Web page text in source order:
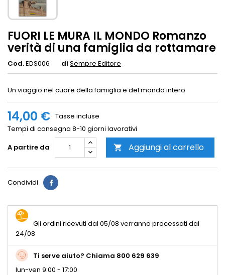
FUORI LE MURA IL MONDO Romanzo
verità di una famiglia da rottamare
Cod.EDS006 di Sempre Editore
Un viaggio nel cuore della famiglia e del mondo intero
14,00 € Tasse incluse
Tempi di consegna 8-10 giorni lavorativi
A partire da
 Aggiungi al carrello
Condividi
Gli ordini ricevuti dal 05/08 verranno processati dal
24/08
Ti serve aiuto? Chiama 800 629 639
lun-ven 9:00 - 17:00